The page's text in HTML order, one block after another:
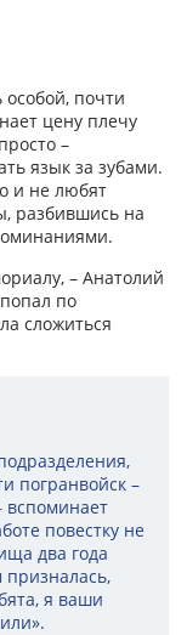
почти
цену плечу
–
язык за зубами.
и не любят
разбившись на
– Анатолий
по
сложиться
погранвойск –
вспоминает
повестку не
два года
призналась,
я ваши